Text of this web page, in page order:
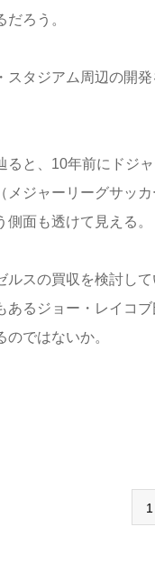
ろう。
タジアム周辺の開
と、10年前にドジ
メジャーリーグサッ
面も透けて見える。
スの買収を検討し
あるジョー・レイコ
ではないか。
1